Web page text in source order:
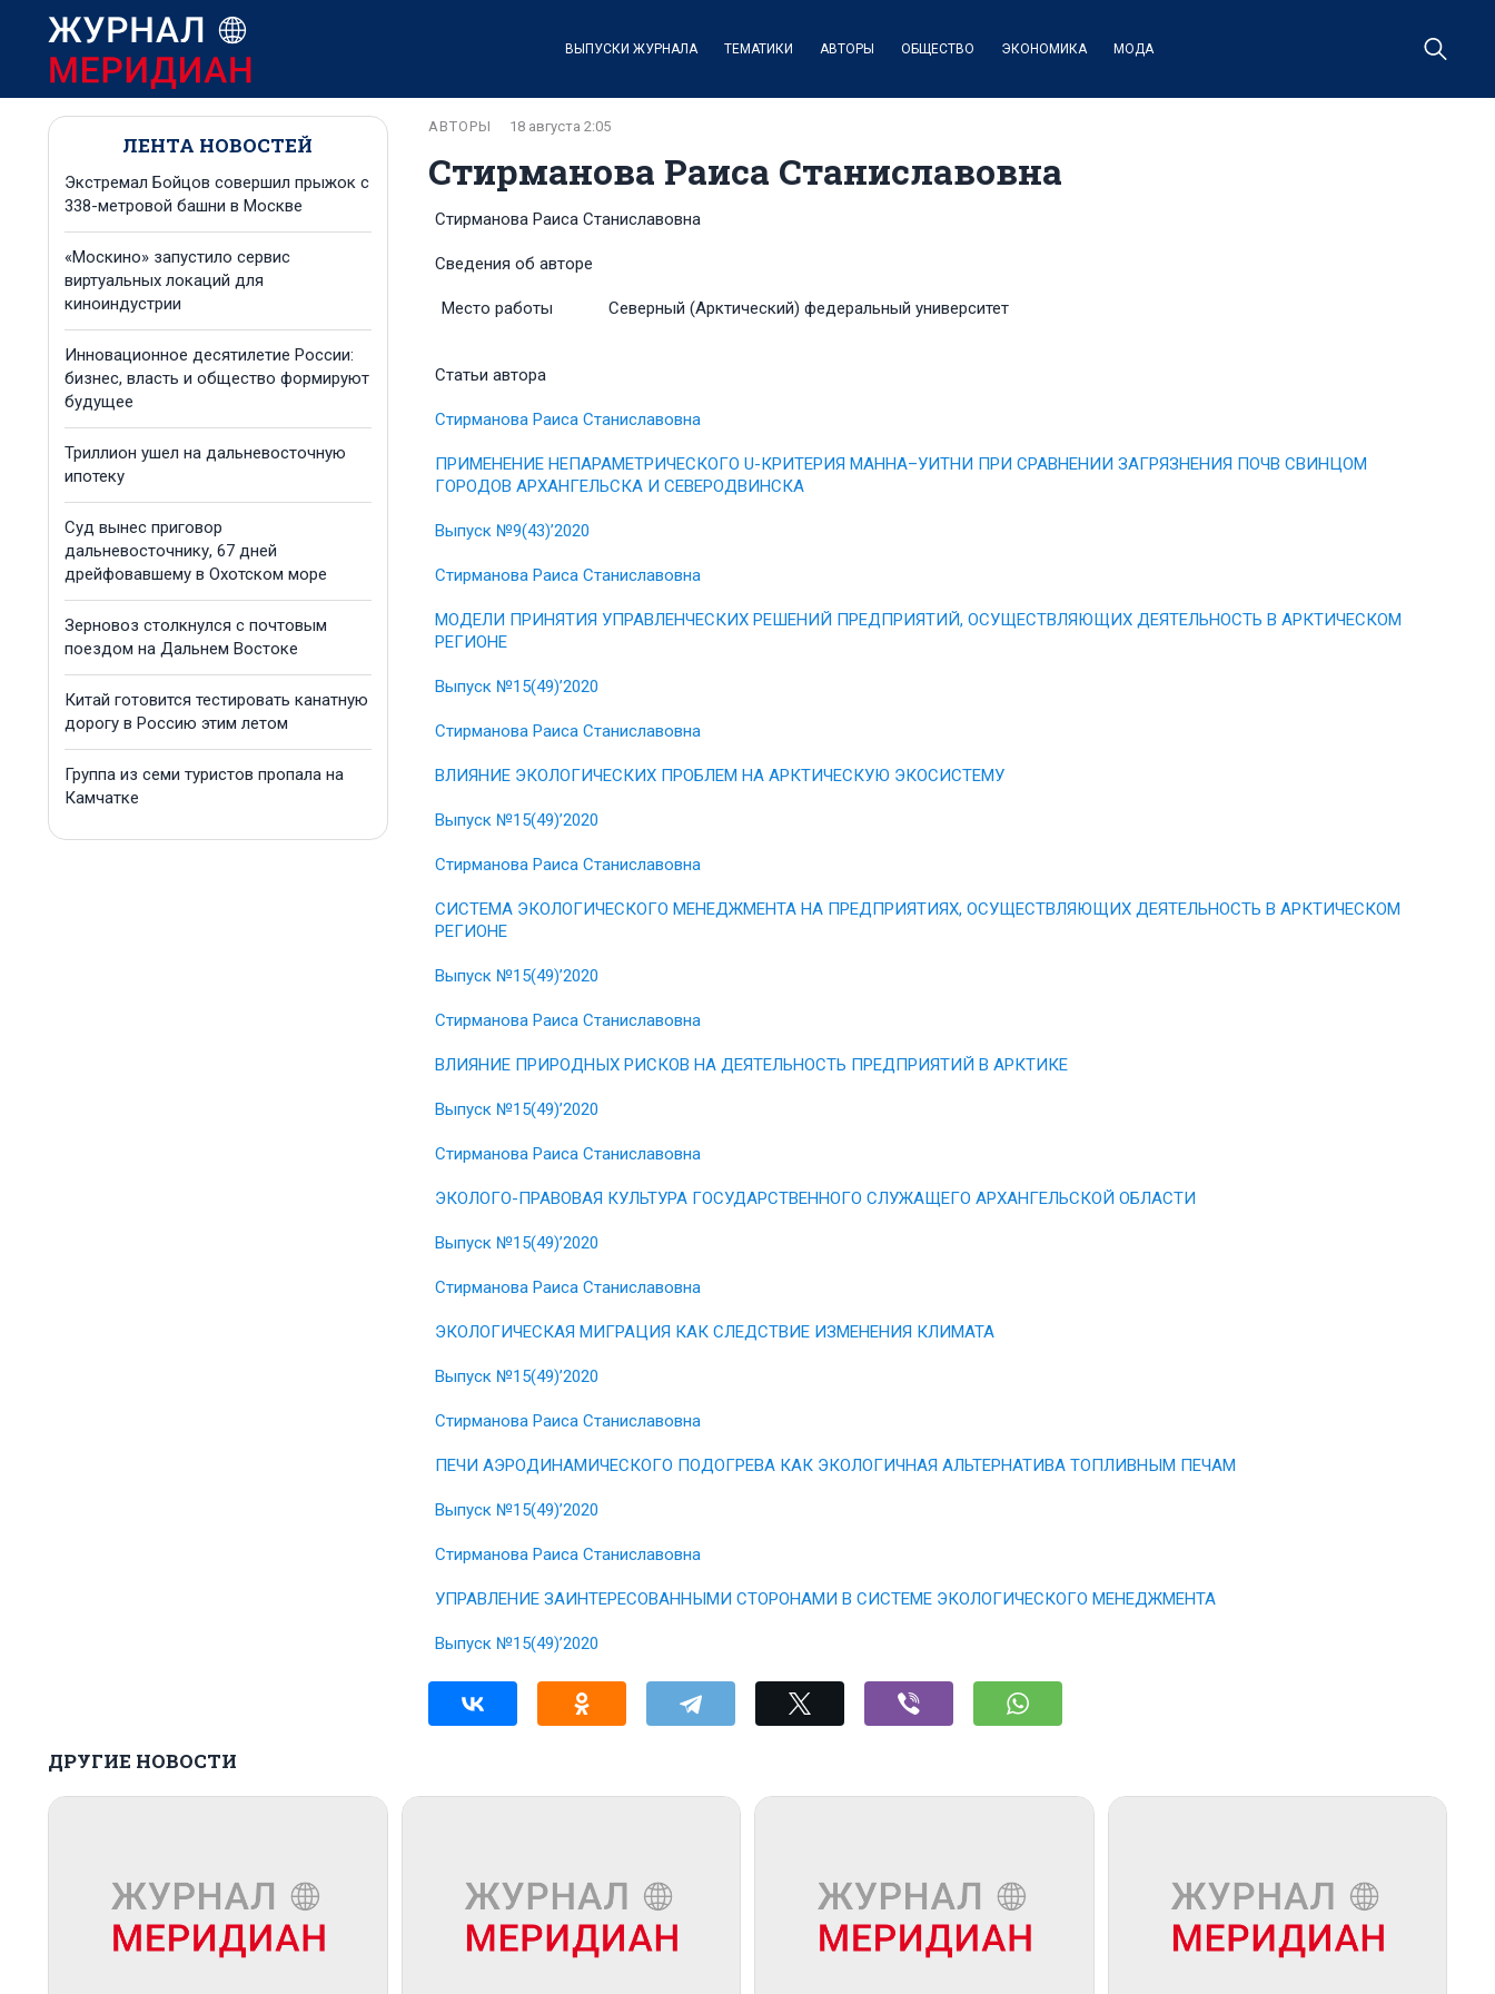
ВЫПУСКИ ЖУРНАЛА ТЕМАТИКИ АВТОРЫ ОБЩЕСТВО ЭКОНОМИКА МОДА
ЛЕНТА НОВОСТЕЙ
Экстремал Бойцов совершил прыжок с
338-метровой башни в Москве
«Москино» запустило сервис
виртуальных локаций для
киноиндустрии
Инновационное десятилетие России:
бизнес, власть и общество формируют
будущее
Триллион ушел на дальневосточную
ипотеку
Суд вынес приговор
дальневосточнику, 67 дней
дрейфовавшему в Охотском море
Зерновоз столкнулся с почтовым
поездом на Дальнем Востоке
Китай готовится тестировать канатную
дорогу в Россию этим летом
Группа из семи туристов пропала на
Камчатке
Стирманова Раиса Станиславовна
АВТОРЫ 18 августа 2:05
Стирманова Раиса Станиславовна
Сведения об авторе
Место работы Северный (Арктический) федеральный университет
Статьи автора
Стирманова Раиса Станиславовна
ПРИМЕНЕНИЕ НЕПАРАМЕТРИЧЕСКОГО U-КРИТЕРИЯ МАННА–УИТНИ ПРИ СРАВНЕНИИ ЗАГРЯЗНЕНИЯ ПОЧВ СВИНЦОМ
ГОРОДОВ АРХАНГЕЛЬСКА И СЕВЕРОДВИНСКА
Выпуск №9(43)’2020
Стирманова Раиса Станиславовна
МОДЕЛИ ПРИНЯТИЯ УПРАВЛЕНЧЕСКИХ РЕШЕНИЙ ПРЕДПРИЯТИЙ, ОСУЩЕСТВЛЯЮЩИХ ДЕЯТЕЛЬНОСТЬ В АРКТИЧЕСКОМ
РЕГИОНЕ
Выпуск №15(49)’2020
Стирманова Раиса Станиславовна
ВЛИЯНИЕ ЭКОЛОГИЧЕСКИХ ПРОБЛЕМ НА АРКТИЧЕСКУЮ ЭКОСИСТЕМУ
Выпуск №15(49)’2020
Стирманова Раиса Станиславовна
СИСТЕМА ЭКОЛОГИЧЕСКОГО МЕНЕДЖМЕНТА НА ПРЕДПРИЯТИЯХ, ОСУЩЕСТВЛЯЮЩИХ ДЕЯТЕЛЬНОСТЬ В АРКТИЧЕСКОМ
РЕГИОНЕ
Выпуск №15(49)’2020
Стирманова Раиса Станиславовна
ВЛИЯНИЕ ПРИРОДНЫХ РИСКОВ НА ДЕЯТЕЛЬНОСТЬ ПРЕДПРИЯТИЙ В АРКТИКЕ
Выпуск №15(49)’2020
Стирманова Раиса Станиславовна
ЭКОЛОГО-ПРАВОВАЯ КУЛЬТУРА ГОСУДАРСТВЕННОГО СЛУЖАЩЕГО АРХАНГЕЛЬСКОЙ ОБЛАСТИ
Выпуск №15(49)’2020
Стирманова Раиса Станиславовна
ЭКОЛОГИЧЕСКАЯ МИГРАЦИЯ КАК СЛЕДСТВИЕ ИЗМЕНЕНИЯ КЛИМАТА
Выпуск №15(49)’2020
Стирманова Раиса Станиславовна
ПЕЧИ АЭРОДИНАМИЧЕСКОГО ПОДОГРЕВА КАК ЭКОЛОГИЧНАЯ АЛЬТЕРНАТИВА ТОПЛИВНЫМ ПЕЧАМ
Выпуск №15(49)’2020
Стирманова Раиса Станиславовна
УПРАВЛЕНИЕ ЗАИНТЕРЕСОВАННЫМИ СТОРОНАМИ В СИСТЕМЕ ЭКОЛОГИЧЕСКОГО МЕНЕДЖМЕНТА
Выпуск №15(49)’2020
ДРУГИЕ НОВОСТИ